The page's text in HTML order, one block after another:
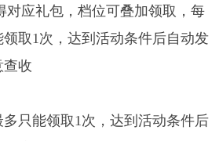
对应礼包，档位可叠加领取，每
取1次，达到活动条件后自动发
查收
只能领取1次，达到活动条件后